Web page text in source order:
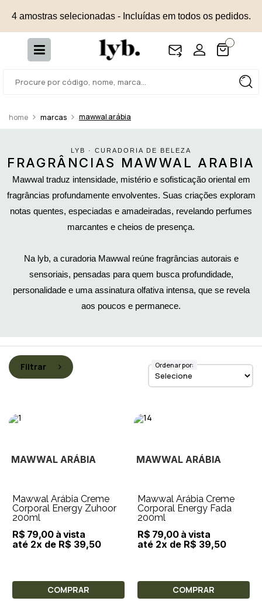
4 amostras selecionadas - Incluídas em todos os pedidos.
marcas mawwal arábia
LYB · CURADORIA DE BELEZA
FRAGRÂNCIAS MAWWAL ARABIA
Mawwal traduz intensidade, mistério e sofisticação oriental em
fragrâncias profundamente envolventes. Suas criações exploram
notas quentes, especiadas e amadeiradas, revelando perfumes
marcantes e cheios de presença.
Na lyb, a curadoria Mawwal reúne fragrâncias autorais e
sensoriais, pensadas para quem busca profundidade,
personalidade e uma assinatura olfativa intensa, que se revela
aos poucos e permanece.
Filtrar Ordenar por:
MAWWAL ARÁBIA
Mawwal Arábia Creme
Corporal Energy Zuhoor
200ml
R$ 79,00 à vista
até 2x de R$ 39,50
COMPRAR
MAWWAL ARÁBIA
Mawwal Arábia Creme
Corporal Energy Fada
200ml
R$ 79,00 à vista
até 2x de R$ 39,50
COMPRAR